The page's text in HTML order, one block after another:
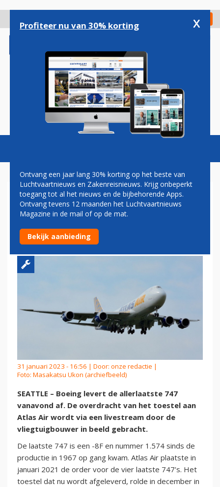
gaan
Check in
Magazine Podcasts Vacatures
REMINDER: DINSDAGAVOND
LIVESTREAM LEVERING
LAATSTE BOEING 747
31 januari 2023 - 16:56 | Door: onze redactie |
Foto: Masakatsu Ukon (archiefbeeld)
SEATTLE – Boeing levert de allerlaatste 747
vanavond af. De overdracht van het toestel aan
Atlas Air wordt via een livestream door de
vliegtuigbouwer in beeld gebracht.
De laatste 747 is een -8F en nummer 1.574 sinds de
productie in 1967 op gang kwam. Atlas Air plaatste in
januari 2021 de order voor de vier laatste 747’s. Het
toestel dat nu wordt afgeleverd, rolde in december in
Profiteer nu van 30% korting x
Ontvang een jaar lang 30% korting op het beste van
Luchtvaartnieuws en Zakenreisnieuws. Krijg onbeperkt
toegang tot al het nieuws en de bijbehorende Apps.
Ontvang tevens 12 maanden het Luchtvaartnieuws
Magazine in de mail of op de mat.
Bekijk aanbieding